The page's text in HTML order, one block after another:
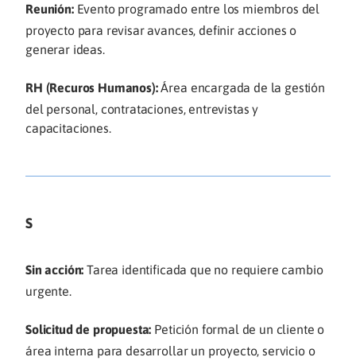
Reunión: Evento programado entre los miembros del
proyecto para revisar avances, definir acciones o
generar ideas.
RH (Recuros Humanos):Área encargada de la gestión
del personal, contrataciones, entrevistas y
capacitaciones.
S
Sin acción: Tarea identificada que no requiere cambio
urgente.
Solicitud de propuesta: Petición formal de un cliente o
área interna para desarrollar un proyecto, servicio o